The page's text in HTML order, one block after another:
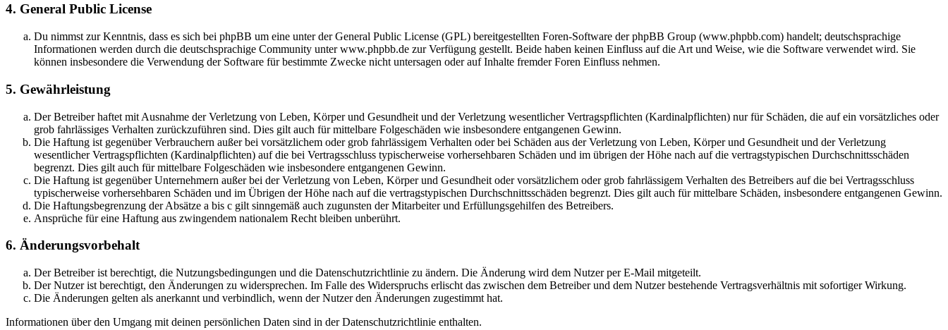
4. General Public License
Du nimmst zur Kenntnis, dass es sich bei phpBB um eine unter der General Public License (GPL) bereitgestellten Foren-Software der phpBB Group (www.phpbb.com) handelt; deutschsprachige
Informationen werden durch die deutschsprachige Community unter www.phpbb.de zur Verfügung gestellt. Beide haben keinen Einfluss auf die Art und Weise, wie die Software verwendet wird. Sie
können insbesondere die Verwendung der Software für bestimmte Zwecke nicht untersagen oder auf Inhalte fremder Foren Einfluss nehmen.
5. Gewährleistung
Der Betreiber haftet mit Ausnahme der Verletzung von Leben, Körper und Gesundheit und der Verletzung wesentlicher Vertragspflichten (Kardinalpflichten) nur für Schäden, die auf ein vorsätzliches oder
grob fahrlässiges Verhalten zurückzuführen sind. Dies gilt auch für mittelbare Folgeschäden wie insbesondere entgangenen Gewinn.
Die Haftung ist gegenüber Verbrauchern außer bei vorsätzlichem oder grob fahrlässigem Verhalten oder bei Schäden aus der Verletzung von Leben, Körper und Gesundheit und der Verletzung
wesentlicher Vertragspflichten (Kardinalpflichten) auf die bei Vertragsschluss typischerweise vorhersehbaren Schäden und im übrigen der Höhe nach auf die vertragstypischen Durchschnittsschäden
begrenzt. Dies gilt auch für mittelbare Folgeschäden wie insbesondere entgangenen Gewinn.
Die Haftung ist gegenüber Unternehmern außer bei der Verletzung von Leben, Körper und Gesundheit oder vorsätzlichem oder grob fahrlässigem Verhalten des Betreibers auf die bei Vertragsschluss
typischerweise vorhersehbaren Schäden und im Übrigen der Höhe nach auf die vertragstypischen Durchschnittsschäden begrenzt. Dies gilt auch für mittelbare Schäden, insbesondere entgangenen Gewinn.
Die Haftungsbegrenzung der Absätze a bis c gilt sinngemäß auch zugunsten der Mitarbeiter und Erfüllungsgehilfen des Betreibers.
Ansprüche für eine Haftung aus zwingendem nationalem Recht bleiben unberührt.
6. Änderungsvorbehalt
Der Betreiber ist berechtigt, die Nutzungsbedingungen und die Datenschutzrichtlinie zu ändern. Die Änderung wird dem Nutzer per E-Mail mitgeteilt.
Der Nutzer ist berechtigt, den Änderungen zu widersprechen. Im Falle des Widerspruchs erlischt das zwischen dem Betreiber und dem Nutzer bestehende Vertragsverhältnis mit sofortiger Wirkung.
Die Änderungen gelten als anerkannt und verbindlich, wenn der Nutzer den Änderungen zugestimmt hat.
Informationen über den Umgang mit deinen persönlichen Daten sind in der Datenschutzrichtlinie enthalten.